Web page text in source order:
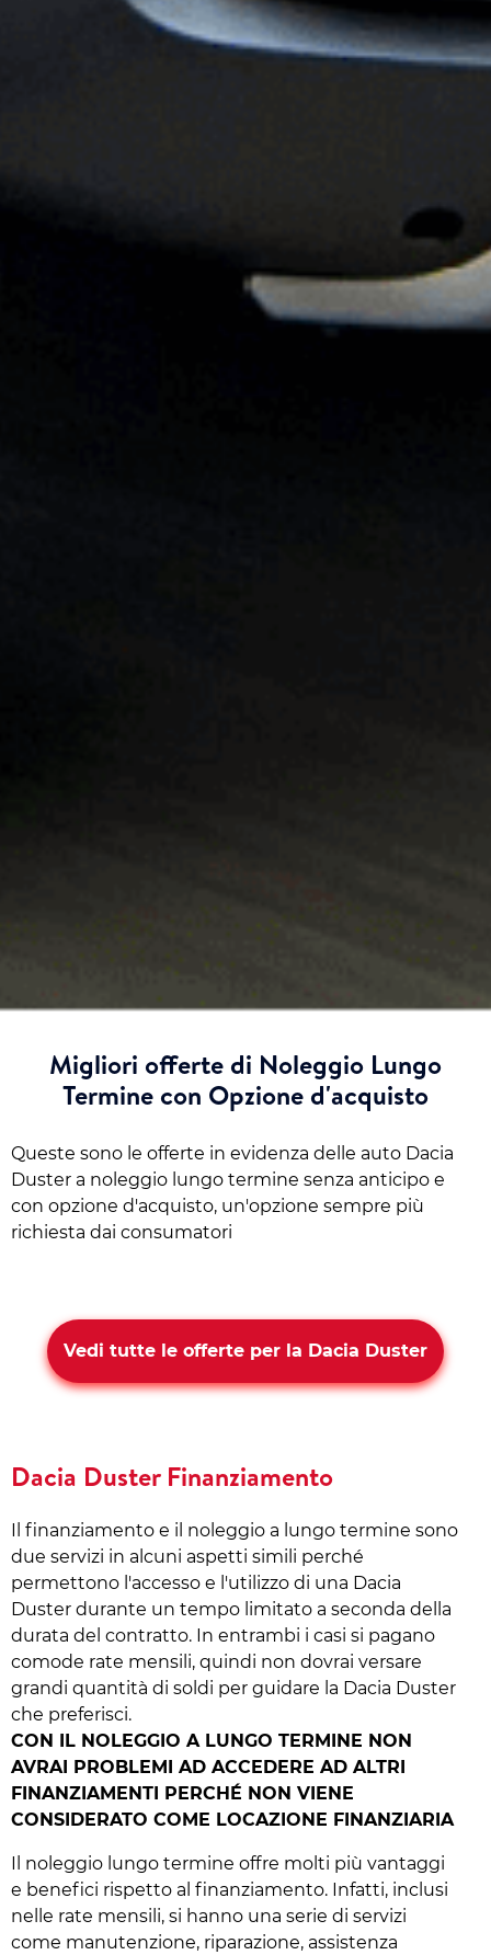
Migliori offerte di Noleggio Lungo
Termine con Opzione d'acquisto
Queste sono le offerte in evidenza delle auto Dacia
Duster a noleggio lungo termine senza anticipo e
con opzione d'acquisto, un'opzione sempre più
richiesta dai consumatori
Vedi tutte le offerte per la Dacia Duster
Dacia Duster Finanziamento
Il finanziamento e il noleggio a lungo termine sono
due servizi in alcuni aspetti simili perché
permettono l'accesso e l'utilizzo di una Dacia
Duster durante un tempo limitato a seconda della
durata del contratto. In entrambi i casi si pagano
comode rate mensili, quindi non dovrai versare
grandi quantità di soldi per guidare la Dacia Duster
che preferisci.
CON IL NOLEGGIO A LUNGO TERMINE NON
AVRAI PROBLEMI AD ACCEDERE AD ALTRI
FINANZIAMENTI PERCHÉ NON VIENE
CONSIDERATO COME LOCAZIONE FINANZIARIA
Il noleggio lungo termine offre molti più vantaggi
e benefici rispetto al finanziamento. Infatti, inclusi
nelle rate mensili, si hanno una serie di servizi
come manutenzione, riparazione, assistenza